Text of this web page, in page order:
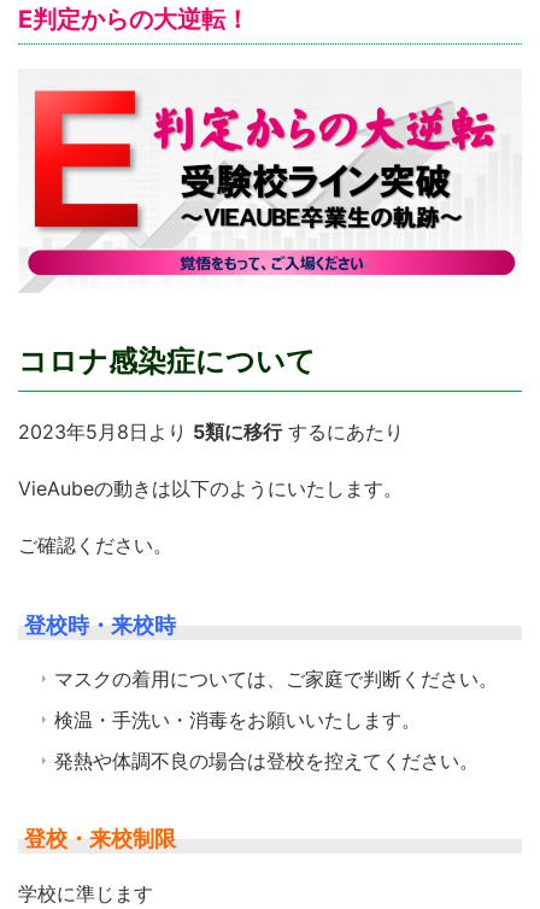
E判定からの大逆転！
コロナ感染症について
2023年5月8日より 5類に移行 するにあたり
VieAubeの動きは以下のようにいたします。
ご確認ください。
登校時・来校時
マスクの着用については、ご家庭で判断ください。
検温・手洗い・消毒をお願いいたします。
発熱や体調不良の場合は登校を控えてください。
登校・来校制限
学校に準じます